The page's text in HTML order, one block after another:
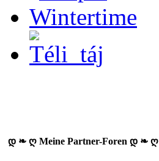
დ ❧ ღ Meine Partner-Foren დ ❧ ღ